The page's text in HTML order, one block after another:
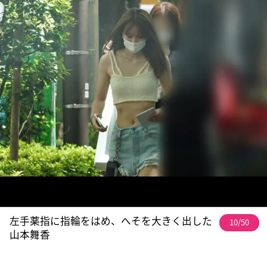
左手薬指に指輪をはめ、へそを大きく出した
山本舞香
10/50